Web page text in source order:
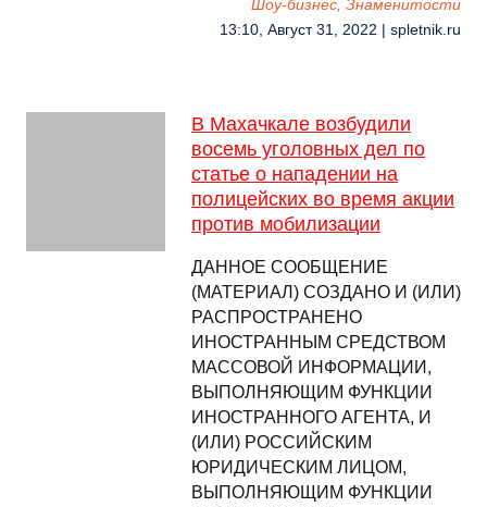
Шоу-бизнес, Знаменитости
13:10, Август 31, 2022 | spletnik.ru
В Махачкале возбудили
восемь уголовных дел по
статье о нападении на
полицейских во время акции
против мобилизации
ДАННОЕ СООБЩЕНИЕ
(МАТЕРИАЛ) СОЗДАНО И (ИЛИ)
РАСПРОСТРАНЕНО
ИНОСТРАННЫМ СРЕДСТВОМ
МАССОВОЙ ИНФОРМАЦИИ,
ВЫПОЛНЯЮЩИМ ФУНКЦИИ
ИНОСТРАННОГО АГЕНТА, И
(ИЛИ) РОССИЙСКИМ
ЮРИДИЧЕСКИМ ЛИЦОМ,
ВЫПОЛНЯЮЩИМ ФУНКЦИИ